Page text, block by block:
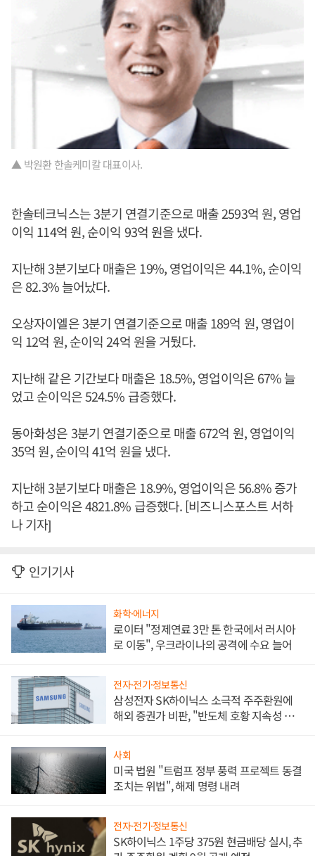
▲ 박원환 한솔케미칼 대표이사.
한솔테크닉스는 3분기 연결기준으로 매출 2593억 원, 영업
이익 114억 원, 순이익 93억 원을 냈다.
지난해 3분기보다 매출은 19%, 영업이익은 44.1%, 순이익
은 82.3% 늘어났다.
오상자이엘은 3분기 연결기준으로 매출 189억 원, 영업이
익 12억 원, 순이익 24억 원을 거뒀다.
지난해 같은 기간보다 매출은 18.5%, 영업이익은 67% 늘
었고 순이익은 524.5% 급증했다.
동아화성은 3분기 연결기준으로 매출 672억 원, 영업이익
35억 원, 순이익 41억 원을 냈다.
지난해 3분기보다 매출은 18.9%, 영업이익은 56.8% 증가
하고 순이익은 4821.8% 급증했다. [비즈니스포스트 서하
나 기자]
인기기사
화학·에너지
로이터 "정제연료 3만 톤 한국에서 러시아
로 이동", 우크라이나의 공격에 수요 늘어
전자·전기·정보통신
삼성전자 SK하이닉스 소극적 주주환원에
해외 증권가 비판, "반도체 호황 지속성 의
사회
미국 법원 "트럼프 정부 풍력 프로젝트 동결
조치는 위법", 해제 명령 내려
전자·전기·정보통신
SK하이닉스 1주당 375원 현금배당 실시, 추